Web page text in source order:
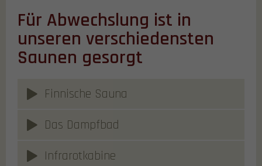
Für Abwechslung ist in
unseren verschiedensten
Saunen gesorgt
Finnische Sauna
Das Dampfbad
Infrarotkabine